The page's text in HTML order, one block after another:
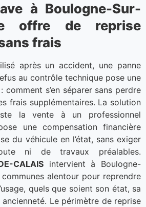
à Boulogne-Sur-
offre de reprise
frais
après un accident, une panne
au contrôle technique pose une
comment s’en séparer sans perdre
frais supplémentaires. La solution
la vente à un professionnel
une compensation financière
du véhicule en l’état, sans exiger
ni de travaux préalables.
CALAISintervient à Boulogne-
alentour pour reprendre
quels que soient son état, sa
Le périmètre de reprise